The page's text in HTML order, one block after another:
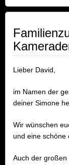
Lieber David,
im Namen der
deiner Simone
Wir wünschen
und eine schöne
Auch der großen